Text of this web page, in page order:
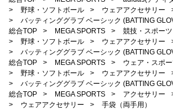
>
野球・ソフトボール > ウェアアクセサリー
>
バッティンググラブ ベーシック (BATTING
総合TOP
> MEGA SPORTS >
競技・スポーツ
>
野球・ソフトボール > ウェアアクセサリー
>
バッティンググラブ ベーシック (BATTING
総合TOP
> MEGA SPORTS >
ウェア・スポ
>
野球・ソフトボール > ウェアアクセサリー
>
バッティンググラブ ベーシック (BATTING
総合TOP
> MEGA SPORTS > アクセサリー
>
ウェアアクセサリー >
手袋（両手用）